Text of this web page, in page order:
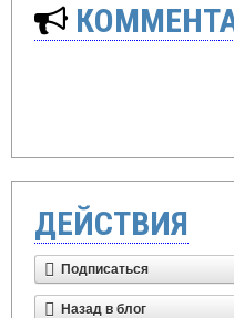
ДЕЙСТВИЯ
Подписаться
Назад в блог